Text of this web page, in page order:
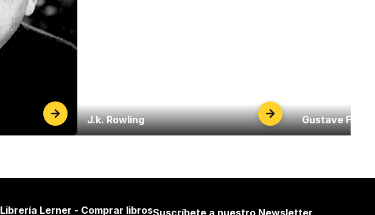
J.k. Rowling Gustave
Librería Lerner - Comprar librosSuscríbete a nuestro Newsletter